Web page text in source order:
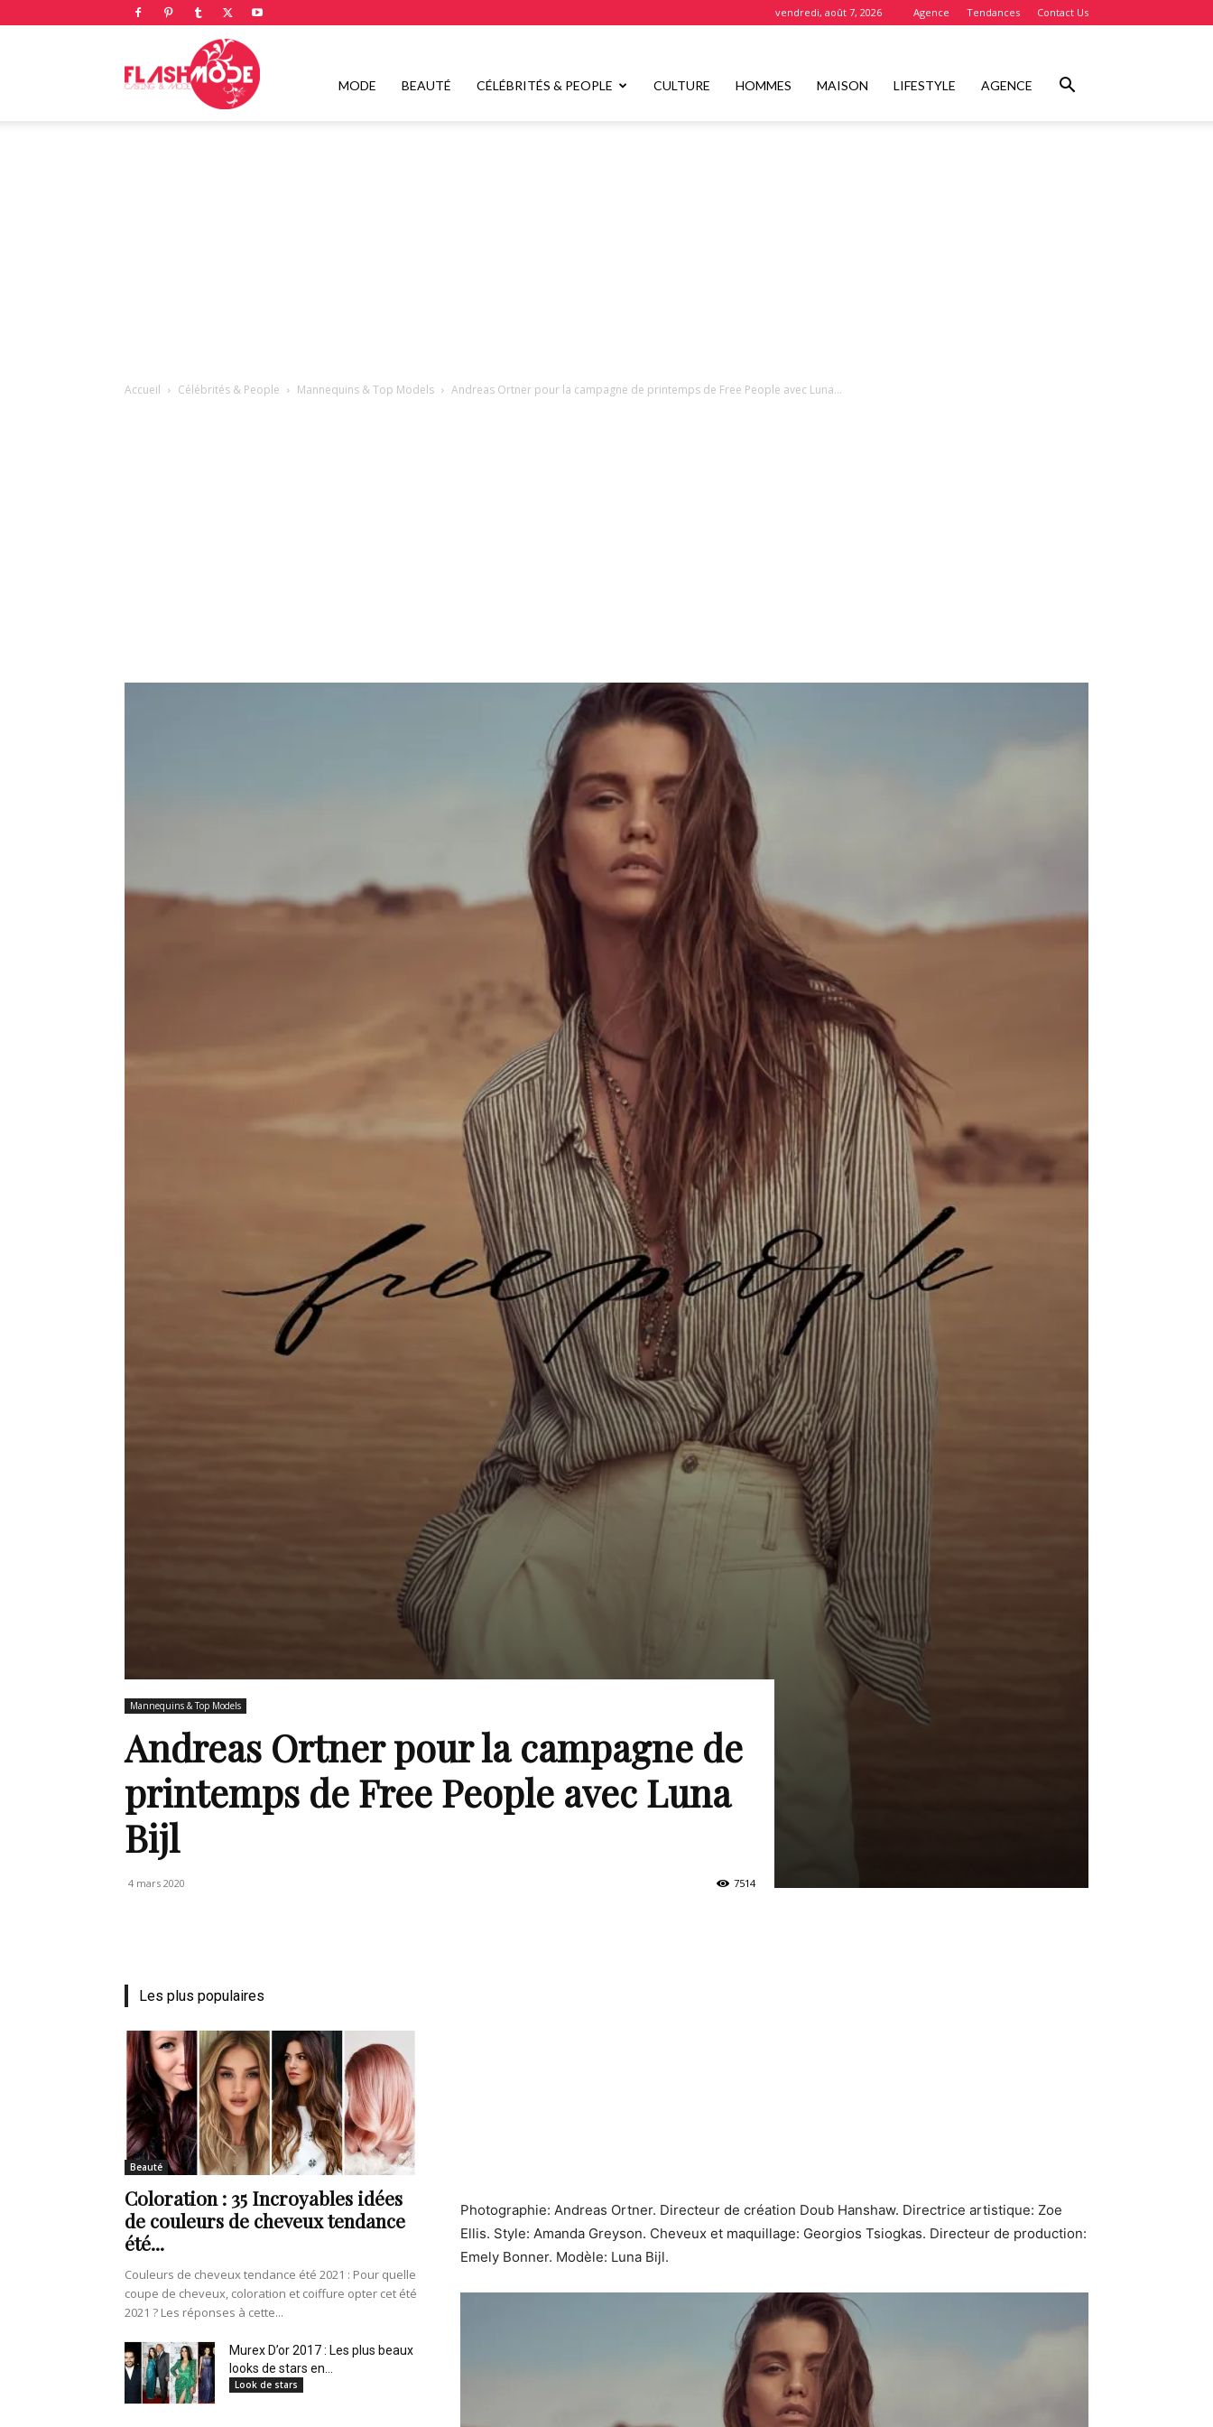
vendredi, août 7, 2026 Agence Tendances Contact Us
Flashmode
Tunisie
MODE BEAUTÉ CÉLÉBRITÉS & PEOPLE CULTURE HOMMES MAISON LIFESTYLE AGENCE
Accueil Célébrités & People Mannequins & Top Models Andreas Ortner pour la campagne de printemps de Free People avec Luna...
Mannequins & Top Models
Andreas Ortner pour la campagne de
printemps de Free People avec Luna
Bijl
4 mars 2020 7514
Photographie: Andreas Ortner. Directeur de création Doub Hanshaw. Directrice artistique: Zoe
Ellis. Style: Amanda Greyson. Cheveux et maquillage: Georgios Tsiogkas. Directeur de production:
Emely Bonner. Modèle: Luna Bijl.
Les plus populaires
Beauté
Coloration : 35 Incroyables idées
de couleurs de cheveux tendance
été...
Couleurs de cheveux tendance été 2021 : Pour quelle
coupe de cheveux, coloration et coiffure opter cet été
2021 ? Les réponses à cette...
Murex D’or 2017 : Les plus beaux
looks de stars en...
Look de stars